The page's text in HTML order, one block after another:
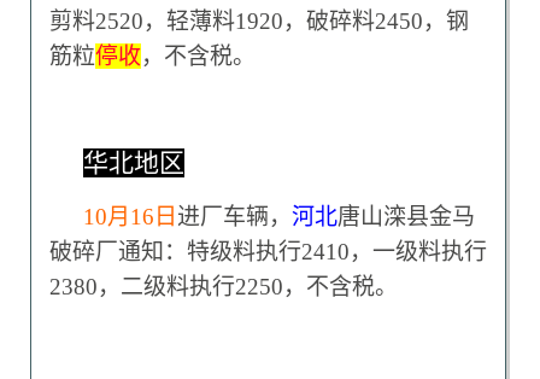
剪料2520，轻薄料1920，破碎料2450，钢
筋粒停收，不含税。
华北地区
10月16日 进厂车辆， 河北唐山滦县金马
破碎厂通知：特级料执行2410，一级料执行
2380，二级料执行2250，不含税。